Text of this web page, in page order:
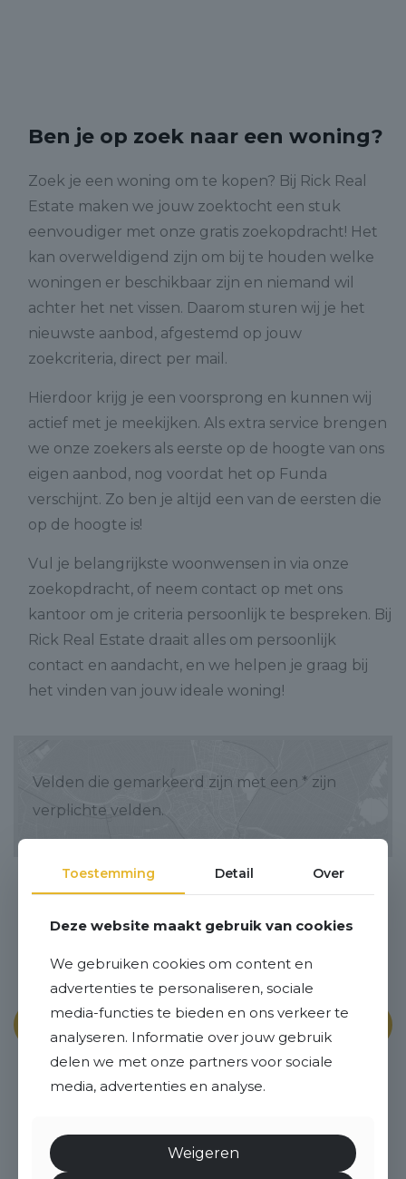
Velden die gemarkeerd zijn met een * zijn
verplichte velden.
Ben je op zoek naar een woning?
Zoek je een woning om te kopen? Bij Rick Real
Estate maken we jouw zoektocht een stuk
eenvoudiger met onze gratis zoekopdracht! Het
kan overweldigend zijn om bij te houden welke
woningen er beschikbaar zijn en niemand wil
achter het net vissen. Daarom sturen wij je het
nieuwste aanbod, afgestemd op jouw
zoekcriteria, direct per mail.
Hierdoor krijg je een voorsprong en kunnen wij
actief met je meekijken. Als extra service brengen
we onze zoekers als eerste op de hoogte van ons
eigen aanbod, nog voordat het op Funda
verschijnt. Zo ben je altijd een van de eersten die
op de hoogte is!
Vul je belangrijkste woonwensen in via onze
zoekopdracht, of neem contact op met ons
kantoor om je criteria persoonlijk te bespreken. Bij
Rick Real Estate draait alles om persoonlijk
contact en aandacht, en we helpen je graag bij
het vinden van jouw ideale woning!
10
De zoektocht naar een nieuwe
geslaagd. En dat in een krappe
Toestemming Detail Over
Deze website maakt gebruik van cookies
We gebruiken cookies om content en
advertenties te personaliseren, sociale
media-functies te bieden en ons verkeer te
analyseren. Informatie over jouw gebruik
delen we met onze partners voor sociale
media, advertenties en analyse.
Weigeren